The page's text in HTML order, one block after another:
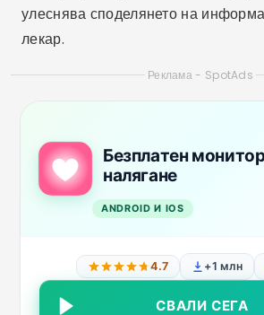
улеснява споделянето на
лекар.
Реклама - SpotAds
Безплатен
налягане
ANDROID И IOS
4.7 +1 млн
СВАЛИ СЕГА